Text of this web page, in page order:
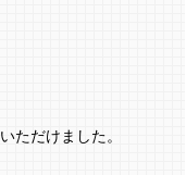
ただけました。